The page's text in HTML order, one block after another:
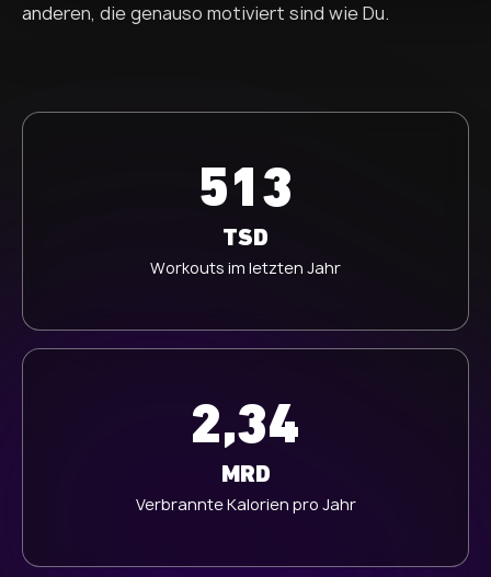
anderen, die genauso motiviert sind wie Du.
513
TSD
Workouts im letzten Jahr
2,34
MRD
Verbrannte Kalorien pro Jahr